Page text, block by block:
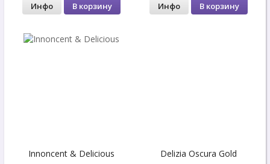
Инфо В корзину Инфо В корзину
Innoncent & Delicious Delizia Oscura Gold